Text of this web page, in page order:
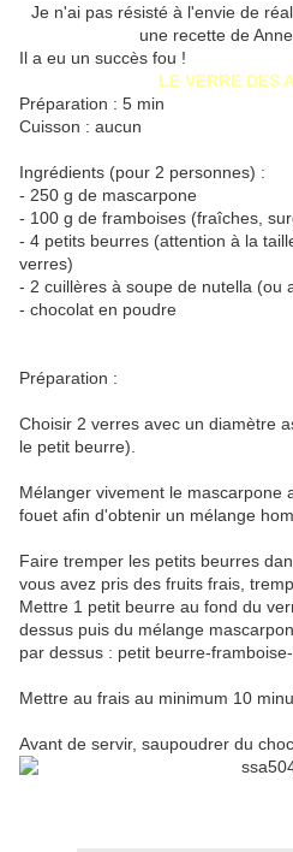
Je n'ai pas résisté à l'envie de
une recette de
Il a eu un succès fou !
LE VERRE DES
Préparation : 5 min
Cuisson : aucun
Ingrédients (pour 2 personnes) :
- 250 g de mascarpone
- 100 g de framboises (fraîches,
- 4 petits beurres (attention à la
verres)
- 2 cuillères à soupe de nutella (ou
- chocolat en poudre
Préparation :
Choisir 2 verres avec un diamètre
le petit beurre).
Mélanger vivement le mascarpone
fouet afin d'obtenir un mélange
Faire tremper les petits beurres
vous avez pris des fruits frais,
Mettre 1 petit beurre au fond du
dessus puis du mélange
par dessus : petit beurre-
Mettre au frais au minimum 10
Avant de servir, saupoudrer du